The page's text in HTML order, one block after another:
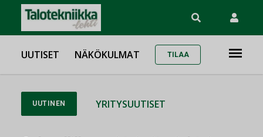
UUTISET NÄKÖKULMAT TILAA
UUTINEN YRITYSUUTISET